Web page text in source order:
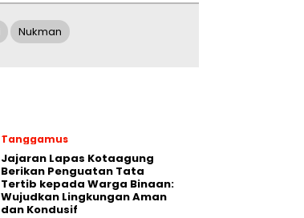
Nukman
Tanggamus
Jajaran Lapas Kotaagung
Berikan Penguatan Tata
Tertib kepada Warga Binaan:
Wujudkan Lingkungan Aman
dan Kondusif